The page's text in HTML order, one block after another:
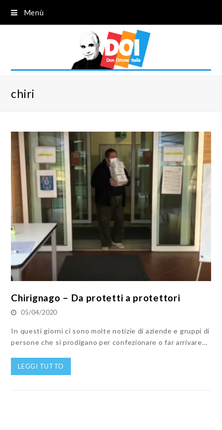
Menù
chiri
Chirignago – Da protetti a protettori
05/04/2020
In questi giorni ci sono molte notizie di aziende e gruppi di
persone che si prodigano per confezionare o far arrivare…
LEGGI TUTTO